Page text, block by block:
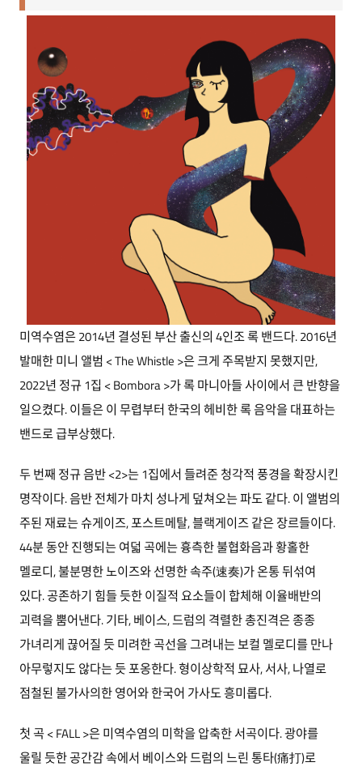
미역수염은 2014년 결성된 부산 출신의 4인조 록 밴드다. 2016년
발매한 미니 앨범 < The Whistle >은 크게 주목받지 못했지만,
2022년 정규 1집 < Bombora >가 록 마니아들 사이에서 큰 반향을
일으켰다. 이들은 이 무렵부터 한국의 헤비한 록 음악을 대표하는
밴드로 급부상했다.
두 번째 정규 음반 <2>는 1집에서 들려준 청각적 풍경을 확장시킨
명작이다. 음반 전체가 마치 성나게 덮쳐오는 파도 같다. 이 앨범의
주된 재료는 슈게이즈, 포스트메탈, 블랙게이즈 같은 장르들이다.
44분 동안 진행되는 여덟 곡에는 흉측한 불협화음과 황홀한
멜로디, 불분명한 노이즈와 선명한 속주(速奏)가 온통 뒤섞여
있다. 공존하기 힘들 듯한 이질적 요소들이 합체해 이율배반의
괴력을 뿜어낸다. 기타, 베이스, 드럼의 격렬한 총진격은 종종
가녀리게 끊어질 듯 미려한 곡선을 그려내는 보컬 멜로디를 만나
아무렇지도 않다는 듯 포옹한다. 형이상학적 묘사, 서사, 나열로
점철된 불가사의한 영어와 한국어 가사도 흥미롭다.
첫 곡 < FALL >은 미역수염의 미학을 압축한 서곡이다. 광야를
울릴 듯한 공간감 속에서 베이스와 드럼의 느린 통타(痛打)로